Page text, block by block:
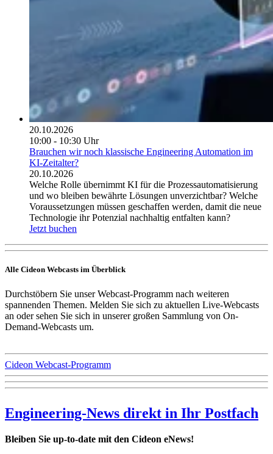
20.10.2026
10:00 - 10:30 Uhr
Brauchen wir noch klassische Engineering Automation im
KI-Zeitalter?
20.10.2026
Welche Rolle übernimmt KI für die Prozessautomatisierung
und wo bleiben bewährte Lösungen unverzichtbar? Welche
Voraussetzungen müssen geschaffen werden, damit die neue
Technologie ihr Potenzial nachhaltig entfalten kann?
Jetzt buchen
Alle Cideon Webcasts im Überblick
Durchstöbern Sie unser Webcast-Programm nach weiteren
spannenden Themen. Melden Sie sich zu aktuellen Live-Webcasts
an oder sehen Sie sich in unserer großen Sammlung von On-
Demand-Webcasts um.
Cideon Webcast-Programm
Engineering-News direkt in Ihr Postfach
Bleiben Sie up-to-date mit den Cideon eNews!